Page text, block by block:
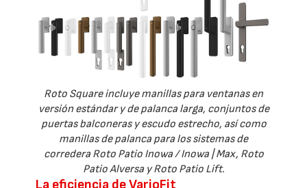
Roto Square incluye manillas para ventanas en
versión estándar y de palanca larga, conjuntos de
puertas balconeras y escudo estrecho, así como
manillas de palanca para los sistemas de
corredera Roto Patio Inowa / Inowa | Max, Roto
Patio Alversa y Roto Patio Lift.
La eficiencia de VarioFit